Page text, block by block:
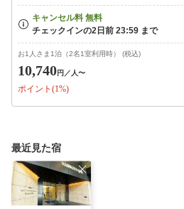
お1人さま1泊（2名1室利用時） (税込)
10,740円 ／人〜
ポイント(1%)
最近見た宿